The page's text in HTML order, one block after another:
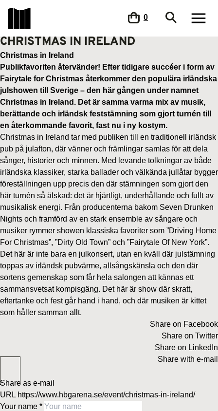
0
CHRISTMAS IN IRELAND
Christmas in Ireland
Publikfavoriten återvänder! Efter tidigare succéer i form av
Fairytale for Christmas återkommer den populära irländska
julshowen till Sverige – den här gången under namnet
Christmas in Ireland. Det är samma varma mix av musik,
berättande och irländsk feststämning som gjort turnén till
en återkommande favorit, fast nu i ny kostym.
Christmas in Ireland tar med publiken till en traditionell irländsk
pub på julafton, där vänner och främlingar samlas för att dela
sånger, historier och minnen. Med levande tolkningar av både
irländska klassiker, starka ballader och välkända jullåtar bygger
föreställningen upp precis den där stämningen som gjort den
här turnén så älskad: det är hjärtligt, underhållande och fullt av
musikalisk energi. Från producenterna bakom Seven Drunken
Nights och framförd av en stark ensemble av sångare och
musiker rymmer showen klassiska favoriter som ”Driving Home
For Christmas”, ”Dirty Old Town” och ”Fairytale Of New York”.
Det här är inte bara en julkonsert, utan en kväll där julstämning
toppas av irländsk pubvärme, allsångskänsla och den där
sortens gemenskap som får hela salongen att kännas ett
sammansvetsat kompisgäng. Det här är show där skratt,
eftertanke och fest går hand i hand, och där musiken är kittet
som håller samman allt.
Share on Facebook
Share on Twitter
Share on LinkedIn
Share with e-mail
Share as e-mail
URL https://www.hbgarena.se/event/christmas-in-ireland/
Your name *